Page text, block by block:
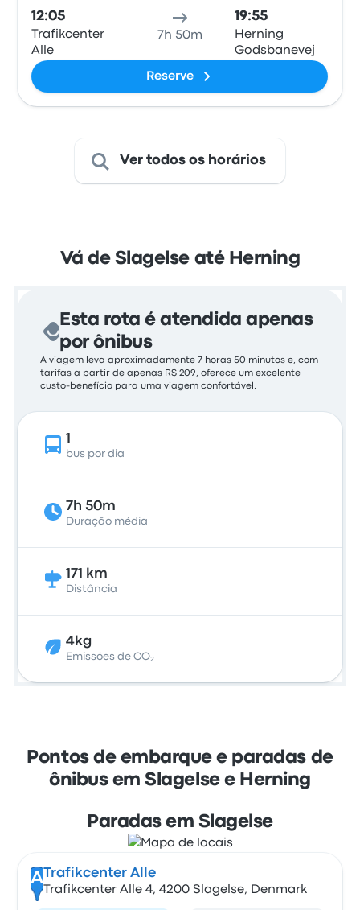
12:05
Trafikcenter
Alle
7h 50m
19:55
Herning
Godsbanevej
Reserve
Ver todos os horários
Vá de Slagelse até Herning
Esta rota é atendida apenas
por ônibus
A viagem leva aproximadamente 7 horas 50 minutos e, com
tarifas a partir de apenas R$ 209, oferece um excelente
custo-benefício para uma viagem confortável.
1
bus por dia
7h 50m
Duração média
171 km
Distância
4kg
Emissões de CO₂
Pontos de embarque e paradas de
ônibus em Slagelse e Herning
Paradas em Slagelse
A Trafikcenter Alle
Trafikcenter Alle 4, 4200 Slagelse, Denmark